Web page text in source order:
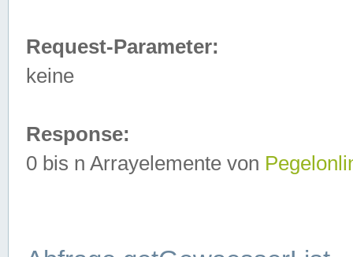
Request-Parameter:
keine
Response:
0 bis n Arrayelemente von